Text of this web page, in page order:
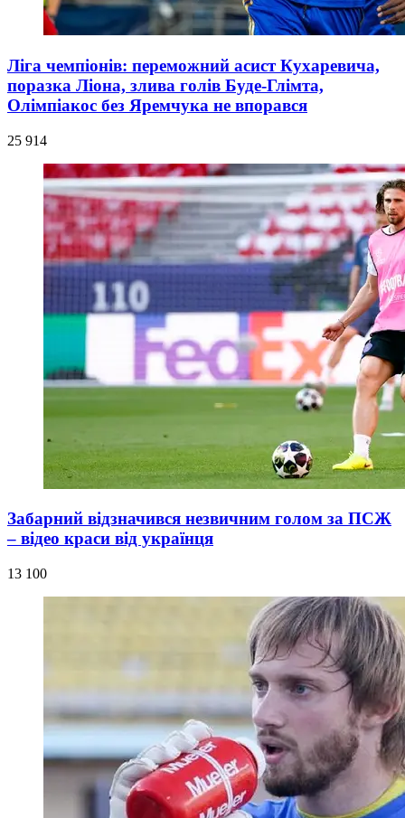
Ліга чемпіонів: переможний асист Кухаревича,
поразка Ліона, злива голів Буде-Глімта,
Олімпіакос без Яремчука не впорався
25 914
Забарний відзначився незвичним голом за ПСЖ
– відео краси від українця
13 100